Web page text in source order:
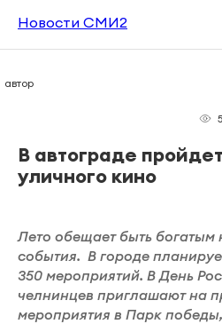
Новости СМИ2
автор
В автограде
уличного кино
Лето обещает быть богатым
события. В городе
350 мероприятий. В День
челнинцев приглашают на
мероприятия в Парк победы,